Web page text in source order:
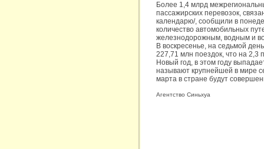
Более 1,4 млрд
пассажирских перевозок,
календарю/, сообщили в
количество автомобильных
железнодорожным, водным и
В воскресенье, на седьмой
227,71 млн поездок, что на 2,3
Новый год, в этом году
называют крупнейшей в мире
марта в стране будут
Агентство Синьхуа